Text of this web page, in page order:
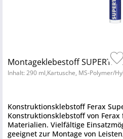
Montageklebestoff
Inhalt: 290 ml,Kartusche, MS-Polymer/
Konstruktionsklebstoff Ferax
Konstruktionsklebstoff von
Materialien. Vielfältige
geeignet zur Montage von